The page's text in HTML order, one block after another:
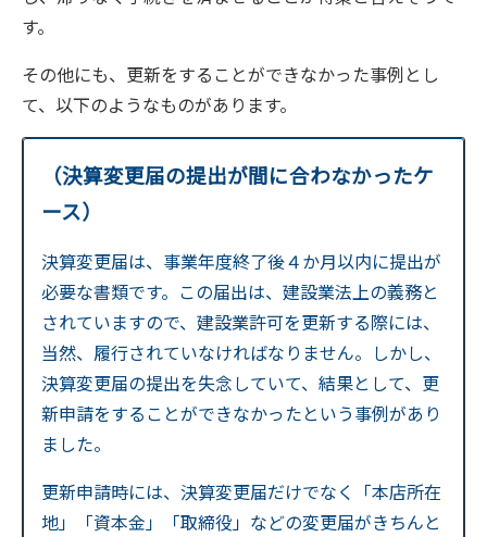
す。
その他にも、更新をすることができなかった事例とし
て、以下のようなものがあります。
（決算変更届の提出が間に合わなかったケ
ース）
決算変更届は、事業年度終了後４か月以内に提出が
必要な書類です。この届出は、建設業法上の義務と
されていますので、建設業許可を更新する際には、
当然、履行されていなければなりません。しかし、
決算変更届の提出を失念していて、結果として、更
新申請をすることができなかったという事例があり
ました。
更新申請時には、決算変更届だけでなく「本店所在
地」「資本金」「取締役」などの変更届がきちんと